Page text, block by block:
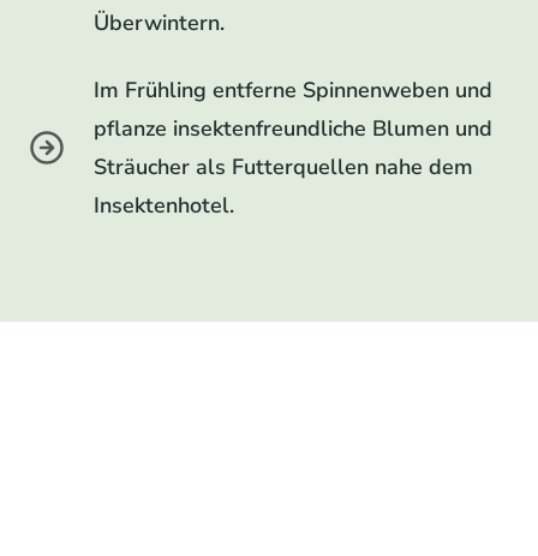
Überwintern.
Im Frühling entferne Spinnenweben und
pflanze insektenfreundliche Blumen und
Sträucher als Futterquellen nahe dem
Insektenhotel.